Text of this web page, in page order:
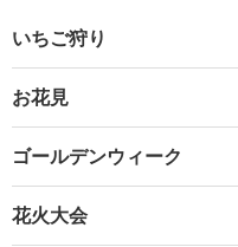
いちご狩り
お花見
ゴールデンウィーク
花火大会